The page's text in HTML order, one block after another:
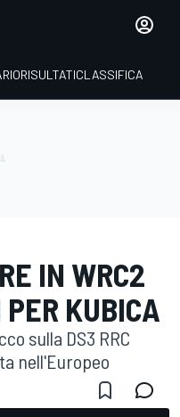
RISULTATICLASSIFICA
IN WRC2
KUBICA
sulla DS3 RRC
nell'Europeo